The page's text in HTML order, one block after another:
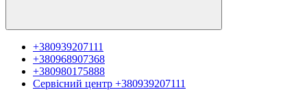
+380939207111
+380968907368
+380980175888
Сервісний центр +380939207111